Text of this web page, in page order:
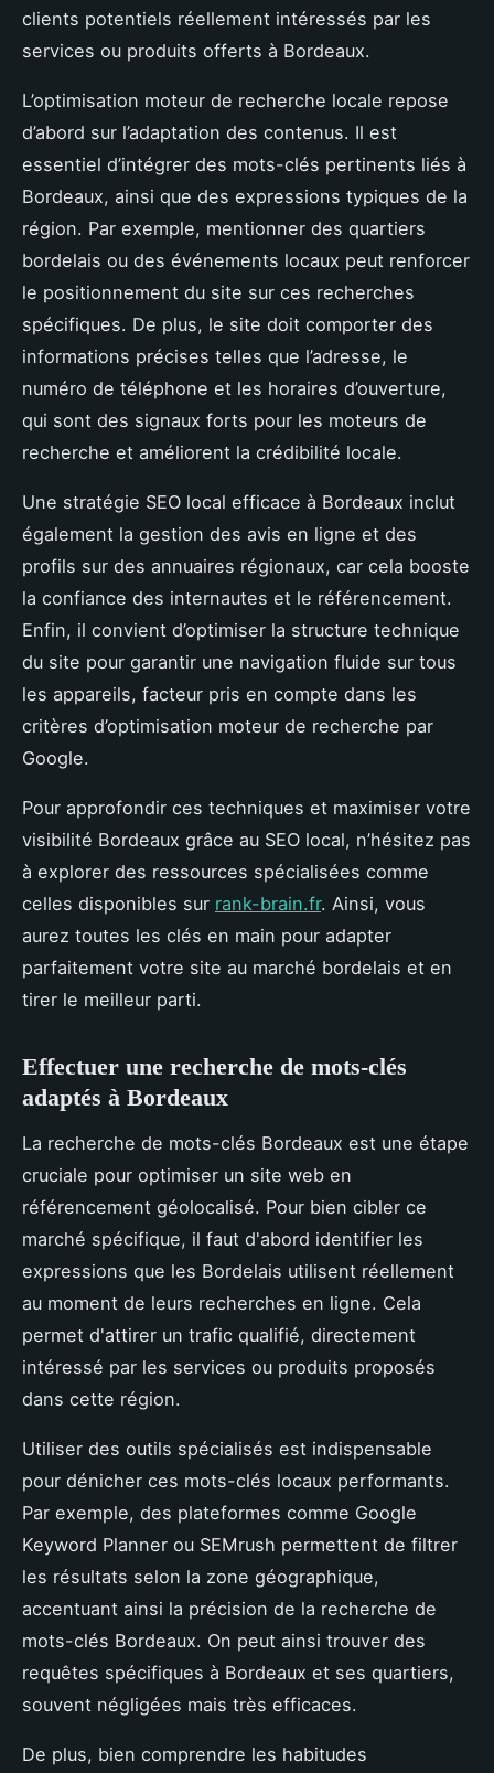
clients potentiels réellement intéressés par les
services ou produits offerts à Bordeaux.
L’optimisation moteur de recherche locale repose
d’abord sur l’adaptation des contenus. Il est
essentiel d’intégrer des mots-clés pertinents liés à
Bordeaux, ainsi que des expressions typiques de la
région. Par exemple, mentionner des quartiers
bordelais ou des événements locaux peut renforcer
le positionnement du site sur ces recherches
spécifiques. De plus, le site doit comporter des
informations précises telles que l’adresse, le
numéro de téléphone et les horaires d’ouverture,
qui sont des signaux forts pour les moteurs de
recherche et améliorent la crédibilité locale.
Une stratégie SEO local efficace à Bordeaux inclut
également la gestion des avis en ligne et des
profils sur des annuaires régionaux, car cela booste
la confiance des internautes et le référencement.
Enfin, il convient d’optimiser la structure technique
du site pour garantir une navigation fluide sur tous
les appareils, facteur pris en compte dans les
critères d’optimisation moteur de recherche par
Google.
Pour approfondir ces techniques et maximiser votre
visibilité Bordeaux grâce au SEO local, n’hésitez pas
à explorer des ressources spécialisées comme
celles disponibles sur rank-brain.fr. Ainsi, vous
aurez toutes les clés en main pour adapter
parfaitement votre site au marché bordelais et en
tirer le meilleur parti.
Effectuer une recherche de mots-clés
adaptés à Bordeaux
La recherche de mots-clés Bordeaux est une étape
cruciale pour optimiser un site web en
référencement géolocalisé. Pour bien cibler ce
marché spécifique, il faut d'abord identifier les
expressions que les Bordelais utilisent réellement
au moment de leurs recherches en ligne. Cela
permet d'attirer un trafic qualifié, directement
intéressé par les services ou produits proposés
dans cette région.
Utiliser des outils spécialisés est indispensable
pour dénicher ces mots-clés locaux performants.
Par exemple, des plateformes comme Google
Keyword Planner ou SEMrush permettent de filtrer
les résultats selon la zone géographique,
accentuant ainsi la précision de la recherche de
mots-clés Bordeaux. On peut ainsi trouver des
requêtes spécifiques à Bordeaux et ses quartiers,
souvent négligées mais très efficaces.
De plus, bien comprendre les habitudes